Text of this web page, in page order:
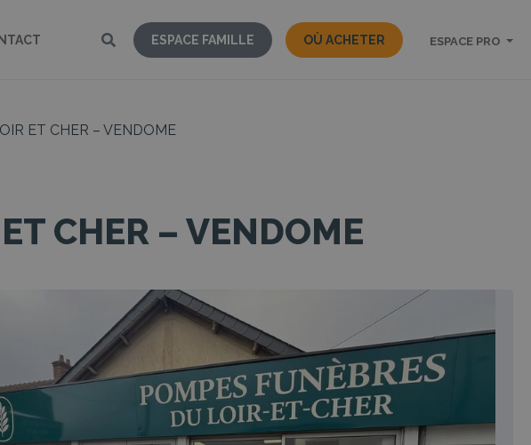
ESPACE FAMILLE OÙ ACHETER ESPACE PRO
ET CHER – VENDOME
CHER – VENDOME